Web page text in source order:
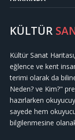
KÜLTÜR
Kültür Sanat
eğlence ve kent
terimi olarak da
Neden? ve Kim?"
hazırlarken
sayede hem
bilgilenmesine